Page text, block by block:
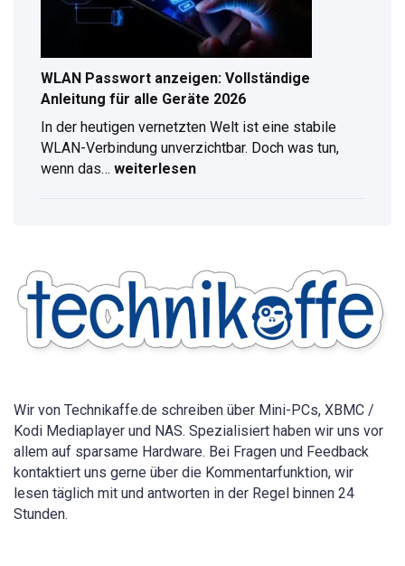
WLAN Passwort anzeigen: Vollständige
Anleitung für alle Geräte 2026
In der heutigen vernetzten Welt ist eine stabile
WLAN-Verbindung unverzichtbar. Doch was tun,
wenn das…
für
alle
Geräte
2026
weiterlesen
Wir von Technikaffe.de schreiben über Mini-PCs, XBMC /
Kodi Mediaplayer und NAS. Spezialisiert haben wir uns vor
allem auf sparsame Hardware. Bei Fragen und Feedback
kontaktiert uns gerne über die Kommentarfunktion, wir
lesen täglich mit und antworten in der Regel binnen 24
Stunden.